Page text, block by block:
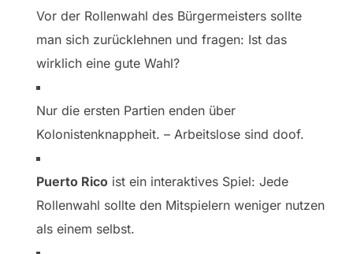
Vor der Rollenwahl des Bürgermeisters sollte
man sich zurücklehnen und fragen: Ist das
wirklich eine gute Wahl?
Nur die ersten Partien enden über
Kolonistenknappheit. – Arbeitslose sind doof.
Puerto Rico ist ein interaktives Spiel: Jede
Rollenwahl sollte den Mitspielern weniger nutzen
als einem selbst.